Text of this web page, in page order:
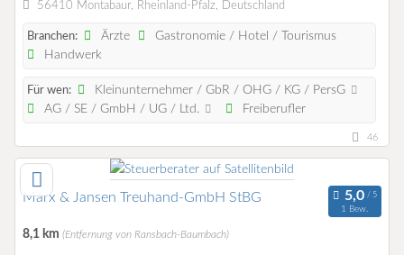
56410 Montabaur, Rheinland-Pfalz, Deutschland
Branchen: Ärzte
Gastronomie / Hotel / Tourismus
Handwerk
Für wen:
Kleinunternehmer / GbR / OHG / KG / PersG
AG / SE / GmbH / UG / Ltd.
Freiberufler
46
Marx & Jansen Treuhand-GmbH StBG
1 Bew.
8,1 km (Entfernung von Ransbach-Baumbach)